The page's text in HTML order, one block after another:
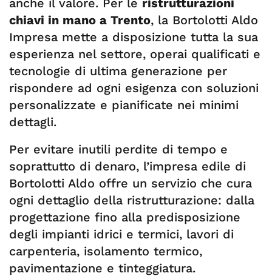
anche il valore. Per le ristrutturazioni
chiavi in mano a Trento, la Bortolotti Aldo
Impresa mette a disposizione tutta la sua
esperienza nel settore, operai qualificati e
tecnologie di ultima generazione per
rispondere ad ogni esigenza con soluzioni
personalizzate e pianificate nei minimi
dettagli.
Per evitare inutili perdite di tempo e
soprattutto di denaro, l’impresa edile di
Bortolotti Aldo offre un servizio che cura
ogni dettaglio della ristrutturazione: dalla
progettazione fino alla predisposizione
degli impianti idrici e termici, lavori di
carpenteria, isolamento termico,
pavimentazione e tinteggiatura.